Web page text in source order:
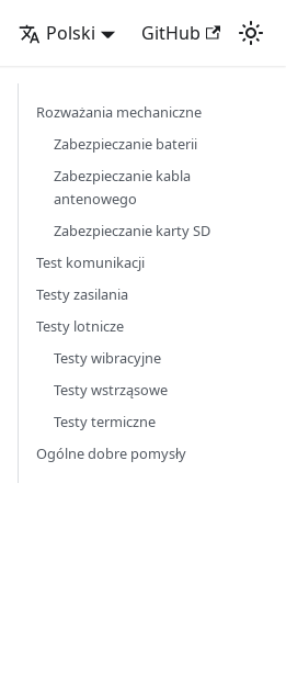
Polski GitHub
Rozważania mechaniczne
Zabezpieczanie baterii
Zabezpieczanie kabla
antenowego
Zabezpieczanie karty SD
Test komunikacji
Testy zasilania
Testy lotnicze
Testy wibracyjne
Testy wstrząsowe
Testy termiczne
Ogólne dobre pomysły